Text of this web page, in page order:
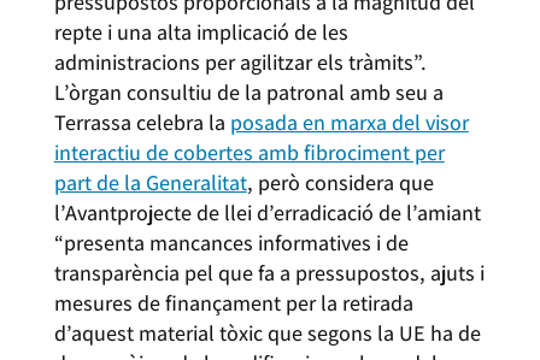
repte i una alta implicació de les
administracions per agilitzar els tràmits”.
L’òrgan consultiu de la patronal amb seu a
Terrassa celebra la posada en marxa del visor
interactiu de cobertes amb fibrociment per
part de la Generalitat, però considera que
l’Avantprojecte de llei d’erradicació de l’amiant
“presenta mancances informatives i de
transparència pel que fa a pressupostos, ajuts i
mesures de finançament per la retirada
d’aquest material tòxic que segons la UE ha de